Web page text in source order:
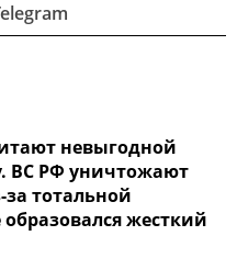
невыгодной
ВС РФ уничтожают
тотальной
жесткий